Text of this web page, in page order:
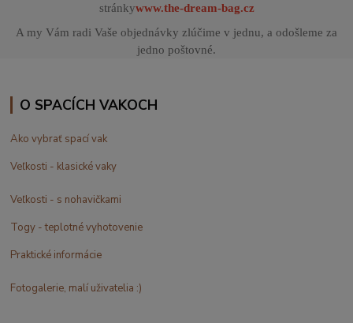
stránkywww.the-dream-bag.cz
A my Vám radi Vaše objednávky zlúčime v jednu, a odošleme za
jedno poštovné.
O SPACÍCH VAKOCH
Ako vybrať spací vak
Veľkosti - klasické vaky
Veľkosti - s nohavičkami
Togy - teplotné vyhotovenie
Praktické informácie
Fotogalerie, malí uživatelia :)